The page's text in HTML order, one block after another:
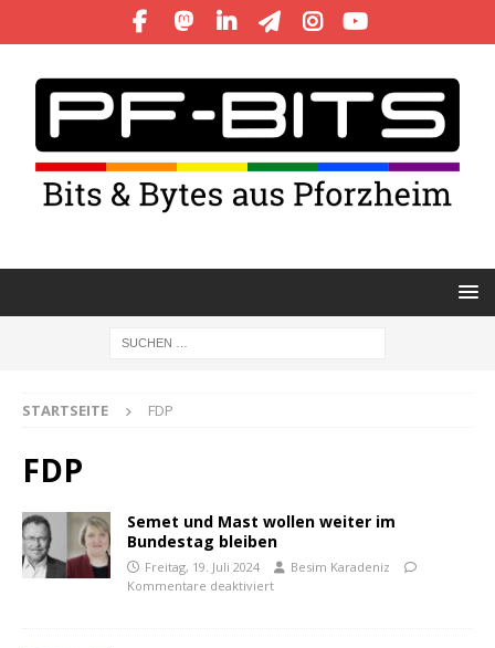
STARTSEITE FDP
FDP
Semet und Mast wollen weiter im
Bundestag bleiben
Freitag, 19. Juli 2024
Besim Karadeniz
Kommentare deaktiviert